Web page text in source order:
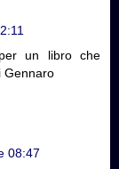
un libro che
Gennaro
08:47